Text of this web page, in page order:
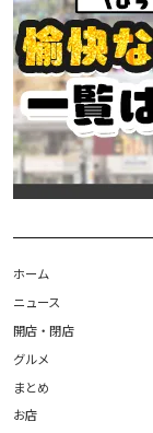
ホーム
ニュース
開店・閉店
グルメ
まとめ
お店